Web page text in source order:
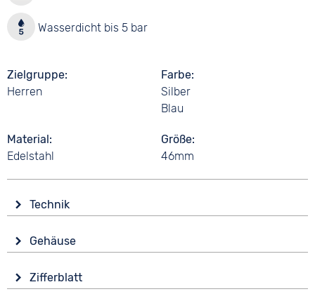
Wasserdicht bis 5 bar
Zielgruppe
Herren
Farbe
Silber
Blau
Material
Edelstahl
Größe
46mm
Technik
Batterie (Quarz)
Funktionen
Datumsanzeige
Gehäuse
Mineralglas
Zifferblatt